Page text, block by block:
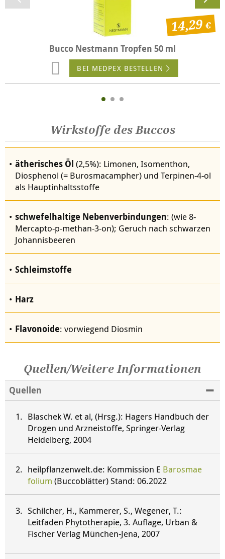
Bucco Nestmann Tropfen 50 ml
14,29
BEI MEDPEX BESTELLEN
Wirkstoffe des Buccos
ätherisches Öl (2,5%): Limonen, Isomenthon,
Diosphenol (= Burosmacampher) und Terpinen-4-ol
als Hauptinhaltsstoffe
schwefelhaltige Nebenverbindungen: (wie 8-
Mercapto-p-methan-3-on); Geruch nach schwarzen
Johannisbeeren
Schleimstoffe
Harz
Flavonoide: vorwiegend Diosmin
Quellen/Weitere Informationen
Quellen
Blaschek W. et al, (Hrsg.): Hagers Handbuch der
Drogen und Arzneistoffe, Springer-Verlag
Heidelberg, 2004
heilpflanzenwelt.de: Kommission E Barosmae
folium (Buccoblätter) Stand: 06.2022
Schilcher, H., Kammerer, S., Wegener, T.:
Leitfaden Phytotherapie, 3. Auflage, Urban &
Fischer Verlag München-Jena, 2007